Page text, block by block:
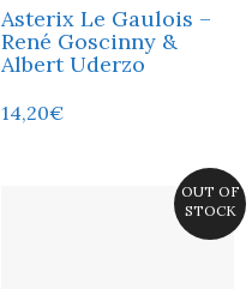
Asterix Le Gaulois –
René Goscinny &
Albert Uderzo
14,20€
OUT OF
STOCK